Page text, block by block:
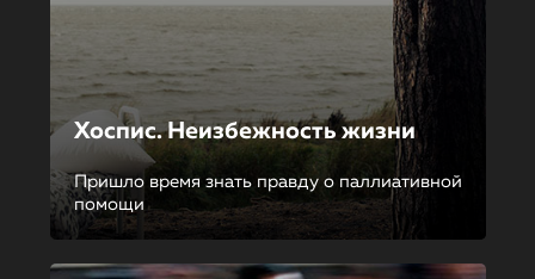
Хоспис. Неизбежность жизни
Пришло время знать правду о паллиативной
помощи